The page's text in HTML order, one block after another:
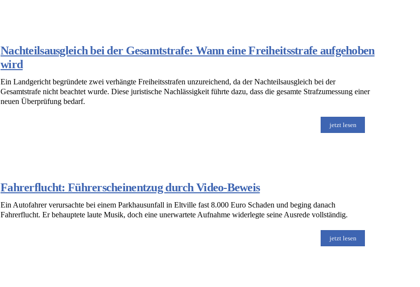
Nachteilsausgleich bei der Gesamtstrafe: Wann eine Freiheitsstrafe aufgehoben
wird
Ein Landgericht begründete zwei verhängte Freiheitsstrafen unzureichend, da der Nachteilsausgleich bei der
Gesamtstrafe nicht beachtet wurde. Diese juristische Nachlässigkeit führte dazu, dass die gesamte Strafzumessung einer
neuen Überprüfung bedarf.
jetzt lesen
Fahrerflucht: Führerscheinentzug durch Video-Beweis
Ein Autofahrer verursachte bei einem Parkhausunfall in Eltville fast 8.000 Euro Schaden und beging danach
Fahrerflucht. Er behauptete laute Musik, doch eine unerwartete Aufnahme widerlegte seine Ausrede vollständig.
jetzt lesen